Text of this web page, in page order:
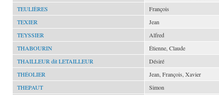
TEULIÈRES
François
TEXIER
Jean
TEYSSIER
Alfred
THABOURIN
Étienne, Claude
THAILLEUR dit LETAILLEUR
Désiré
THÉOLIER
Jean, François, Xavier
THEPAUT
Simon